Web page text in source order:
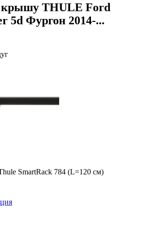
THULE Ford
5d Фургон 2014-...
SmartRack 784 (L=120 см)